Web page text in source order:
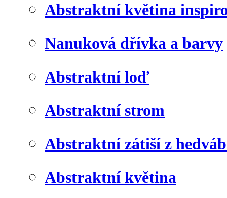
Abstraktní květina
Nanuková dřívka a barvy
Abstraktní loď
Abstraktní strom
Abstraktní zátiší z
Abstraktní květina